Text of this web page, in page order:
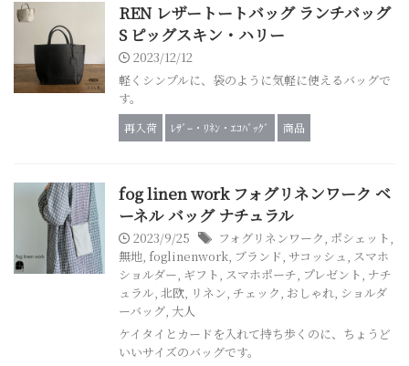
REN レザートートバッグ ランチバッグ
S ピッグスキン・ハリー
2023/12/12
軽くシンプルに、袋のように気軽に使えるバッグで
す。
再入荷 ﾚｻﾞｰ・ﾘﾈﾝ・ｴｺﾊﾞｯｸﾞ 商品
fog linen work フォグリネンワーク ベ
ーネル バッグ ナチュラル
2023/9/25 フォグリネンワーク, ポシェット,
無地, foglinenwork, ブランド, サコッシュ, スマホ
ショルダー, ギフト, スマホポーチ, プレゼント, ナチ
ュラル, 北欧, リネン, チェック, おしゃれ, ショルダ
ーバッグ, 大人
ケイタイとカードを入れて持ち歩くのに、ちょうど
いいサイズのバッグです。